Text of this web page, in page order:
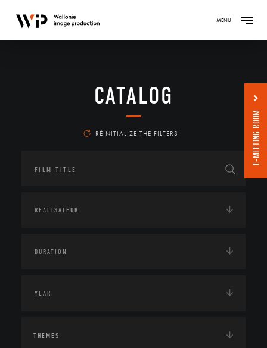
MENU
CATALOG
RÉINITIALIZE THE FILTERS
THEMES
E-MEETING ROOM